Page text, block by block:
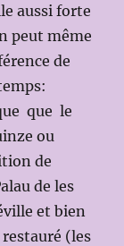
aussi forte
peut même
de
que le
ou
de
de les
et bien
(les